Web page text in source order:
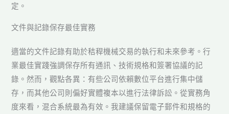
定。
文件與記錄保存最佳實務
適當的文件記錄有助於秸稈機械交易的執行和未來參考。行
業最佳實踐強調保存所有通訊、技術規格和簽署協議的記
錄。然而，觀點各異：有些公司依賴數位平台進行集中儲
存，而其他公司則偏好實體複本以進行法律訴訟。從實務角
度來看，混合系統最為有效。我建議保留電子郵件和規格的